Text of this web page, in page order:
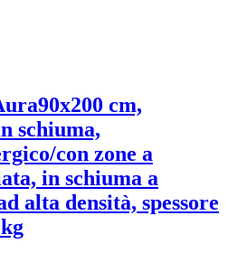
90x200 cm,
schiuma,
con zone a
in schiuma a
alta densità, spessore